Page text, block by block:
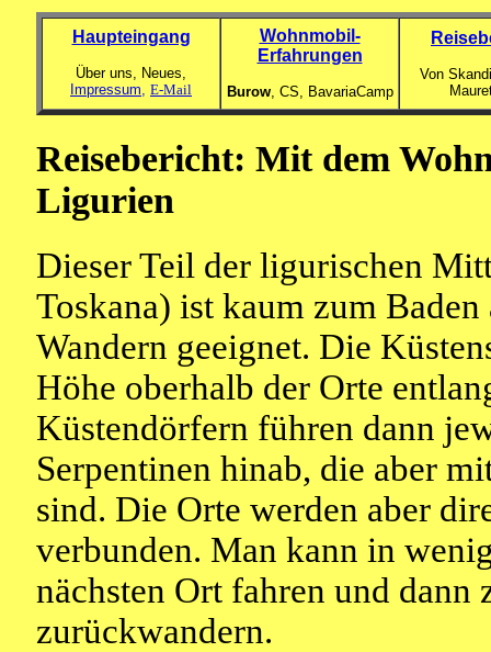
Haupteingang
Über uns, Neues,
Impressum, E-Mail
Wohnmobil-
Erfahrungen
Burow, CS, BavariaCamp
Von
Reisebericht: Mit dem
Ligurien
Dieser Teil der ligurischen
Toskana) ist kaum zum
Wandern geeignet. Die
Höhe oberhalb der Orte
Küstendörfern führen dann
Serpentinen hinab, die aber
sind. Die Orte werden aber
verbunden. Man kann in
nächsten Ort fahren und dann
zurückwandern.